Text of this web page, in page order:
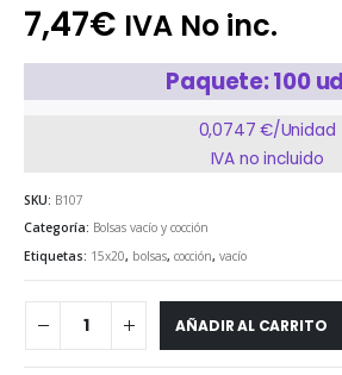
7,47€ IVA No inc.
Paquete: 100
0,0747 €/Unidad
IVA no incluido
SKU: B107
Categoría: Bolsas vacío y cocción
Etiquetas: 15x20, bolsas, cocción, vacío
AÑADIR AL CARRITO